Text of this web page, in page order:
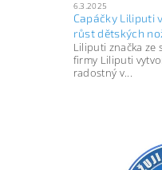
6.3.2025
Capáčky Liliputi
růst dětských
Liliputi značka ze
firmy Liliputi
radostný v...